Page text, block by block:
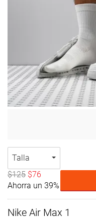
Talla
$125 $76
Ahorra un 39%
Nike Air Max 1